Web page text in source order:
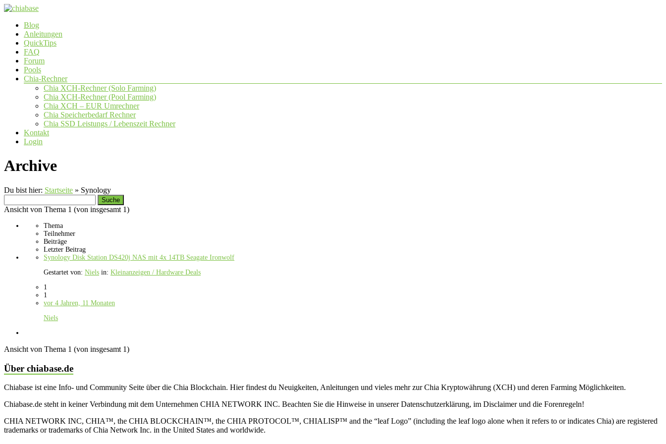
Zum
springen
chiabase
CHIA
Info-
Community
Seite
Menü
Blog
Anleitungen
QuickTips
FAQ
Forum
Pools
Chia-Rechner
Chia XCH-Rechner (Solo Farming)
Chia XCH-Rechner (Pool Farming)
Chia XCH – EUR Umrechner
Chia Speicherbedarf Rechner
Chia SSD Leistungs / Lebenszeit Rechner
Kontakt
Login
Archive
Du bist hier: Startseite » Synology
nach:
Ansicht von Thema 1 (von insgesamt 1)
Thema
Teilnehmer
Beiträge
Letzter Beitrag
Synology Disk Station DS420j NAS mit 4x 14TB Seagate Ironwolf
Gestartet von: Niels in: Kleinanzeigen / Hardware Deals
1
1
vor 4 Jahren, 11 Monaten
Niels
Ansicht von Thema 1 (von insgesamt 1)
Über chiabase.de
Chiabase ist eine Info- und Community Seite über die Chia Blockchain. Hier findest du Neuigkeiten, Anleitungen und vieles mehr zur Chia Kryptowährung (XCH) und deren Farming Möglichkeiten.
Chiabase.de steht in keiner Verbindung mit dem Unternehmen CHIA NETWORK INC. Beachten Sie die Hinweise in unserer Datenschutzerklärung, im Disclaimer und die Forenregeln!
CHIA NETWORK INC, CHIA™, the CHIA BLOCKCHAIN™, the CHIA PROTOCOL™, CHIALISP™ and the “leaf Logo” (including the leaf logo alone when it refers to or indicates Chia) are registered
trademarks or trademarks of Chia Network Inc. in the United States and worldwide.